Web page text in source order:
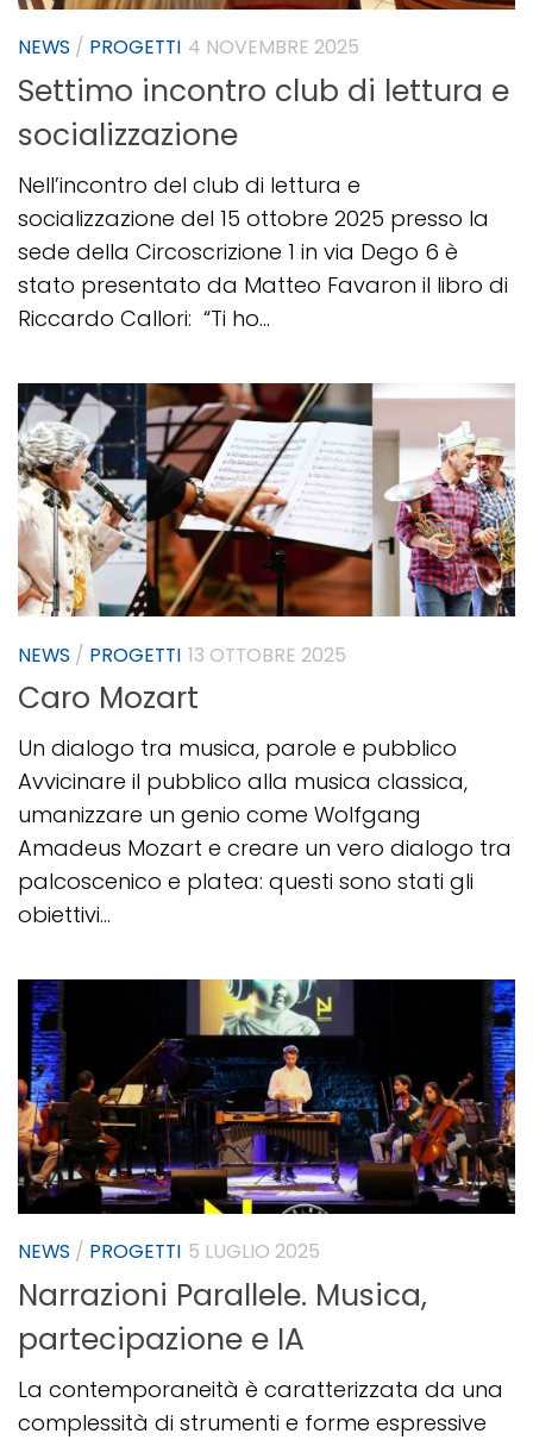
NEWS / PROGETTI 4 NOVEMBRE 2025
Settimo incontro club di lettura e
socializzazione
Nell’incontro del club di lettura e
socializzazione del 15 ottobre 2025 presso la
sede della Circoscrizione 1 in via Dego 6 è
stato presentato da Matteo Favaron il libro di
Riccardo Callori: “Ti ho...
NEWS / PROGETTI 13 OTTOBRE 2025
Caro Mozart
Un dialogo tra musica, parole e pubblico
Avvicinare il pubblico alla musica classica,
umanizzare un genio come Wolfgang
Amadeus Mozart e creare un vero dialogo tra
palcoscenico e platea: questi sono stati gli
obiettivi...
NEWS / PROGETTI 5 LUGLIO 2025
Narrazioni Parallele. Musica,
partecipazione e IA
La contemporaneità è caratterizzata da una
complessità di strumenti e forme espressive